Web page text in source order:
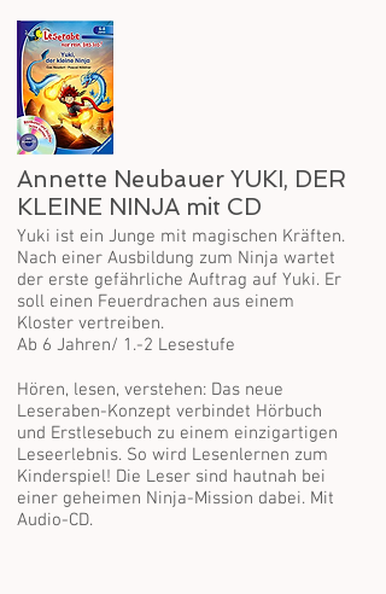
Annette Neubauer YUKI, DER
KLEINE NINJA mit CD
Yuki ist ein Junge mit magischen Kräften.
Nach einer Ausbildung zum Ninja wartet
der erste gefährliche Auftrag auf Yuki. Er
soll einen Feuerdrachen aus einem
Kloster vertreiben.
Ab 6 Jahren/ 1.-2 Lesestufe
Hören, lesen, verstehen: Das neue
Leseraben-Konzept verbindet Hörbuch
und Erstlesebuch zu einem einzigartigen
Leseerlebnis. So wird Lesenlernen zum
Kinderspiel! Die Leser sind hautnah bei
einer geheimen Ninja-Mission dabei. Mit
Audio-CD.